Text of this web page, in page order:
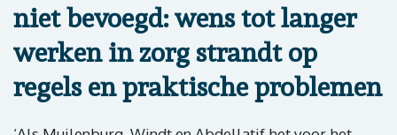
niet bevoegd: wens tot langer
werken in zorg strandt op
regels en praktische problemen